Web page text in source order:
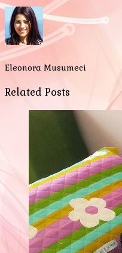
Eleonora Musumeci
Related Posts